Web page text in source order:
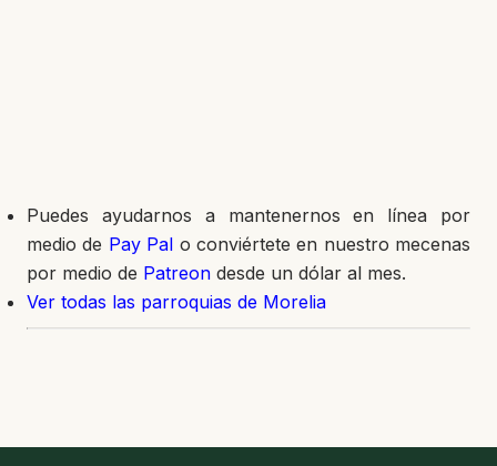
Puedes ayudarnos a mantenernos en línea por
medio de Pay Pal o conviértete en nuestro mecenas
por medio de Patreon desde un dólar al mes.
Ver todas las parroquias de Morelia